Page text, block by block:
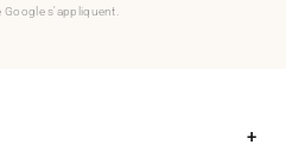
s'appliquent.